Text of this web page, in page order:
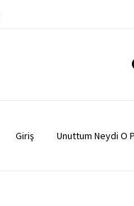
Giriş Unuttum Neydi O